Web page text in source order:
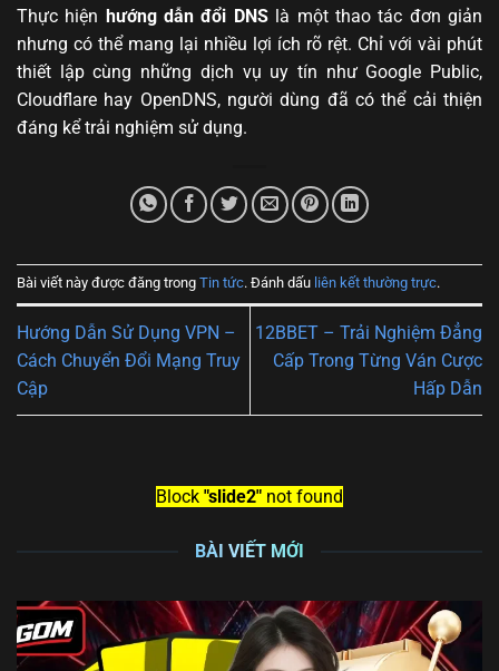
Thực hiện hướng dẫn đổi DNSlà một thao tác đơn giản
nhưng có thể mang lại nhiều lợi ích rõ rệt. Chỉ với vài phút
thiết lập cùng những dịch vụ uy tín như Google Public,
Cloudflare hay OpenDNS, người dùng đã có thể cải thiện
đáng kể trải nghiệm sử dụng.
Bài viết này được đăng trong Tin tức. Đánh dấu liên kết thường trực.
Hướng Dẫn Sử Dụng VPN –
Cách Chuyển Đổi Mạng Truy
Cập
12BBET – Trải Nghiệm Đẳng
Cấp Trong Từng Ván Cược
Hấp Dẫn
Block "slide2" not found
BÀI VIẾT MỚI